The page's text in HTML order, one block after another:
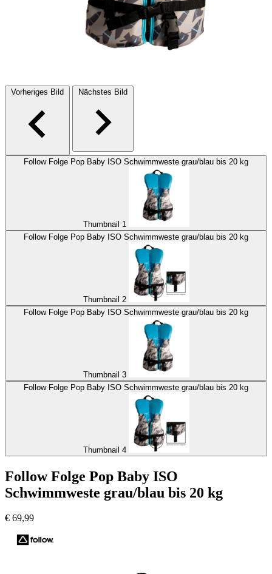
Vorheriges Bild Nächstes Bild
Follow Folge Pop Baby ISO Schwimmweste grau/blau bis 20 kg
Thumbnail 1
Follow Folge Pop Baby ISO Schwimmweste grau/blau bis 20 kg
Thumbnail 2
Follow Folge Pop Baby ISO Schwimmweste grau/blau bis 20 kg
Thumbnail 3
Follow Folge Pop Baby ISO Schwimmweste grau/blau bis 20 kg
Thumbnail 4
Follow Folge Pop Baby ISO
Schwimmweste grau/blau bis 20 kg
€ 69,99